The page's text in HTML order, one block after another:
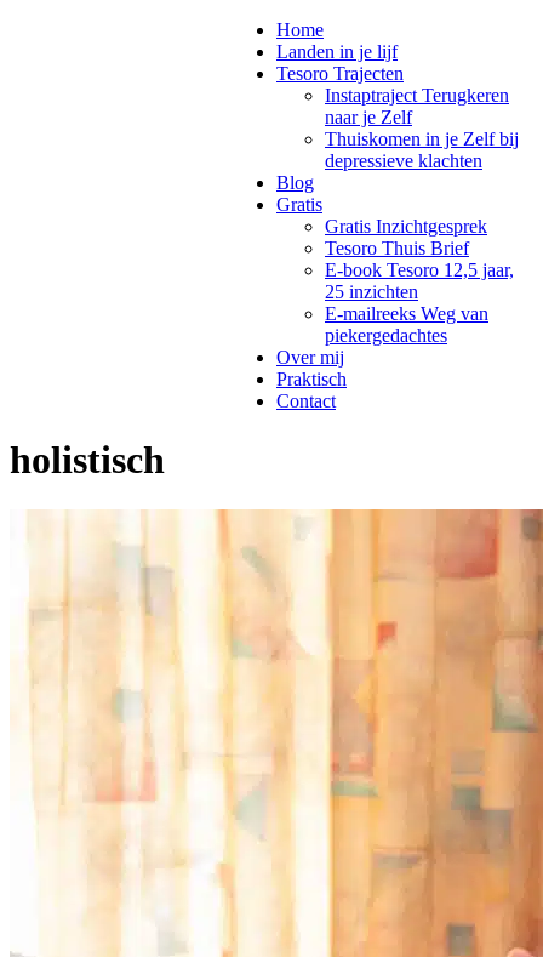
Home
Landen in je lijf
Tesoro Trajecten
Instaptraject Terugkeren
naar je Zelf
Thuiskomen in je Zelf bij
depressieve klachten
Blog
Gratis
Gratis Inzichtgesprek
Tesoro Thuis Brief
E-book Tesoro 12,5 jaar,
25 inzichten
E-mailreeks Weg van
piekergedachtes
Over mij
Praktisch
Contact
holistisch